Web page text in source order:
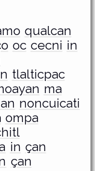
qualcan
oc cecni in
tlalticpac
ma
noncuicati
ompa
in çan
çan